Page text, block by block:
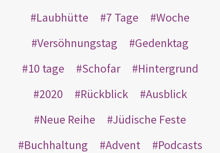
Laubhütte
7 Tage
Woche
Versöhnungstag
Gedenktag
10 tage
Schofar
Hintergrund
2020
Rückblick
Ausblick
Neue Reihe
Jüdische Feste
Buchhaltung
Advent
Podcasts